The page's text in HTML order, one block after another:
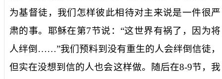
为基督徒，我们怎样彼此相待对主来说是一件很严
肃的事。耶稣在第7节说：“这世界有祸了，因为将
人绊倒……”我们预料到没有重生的人会绊倒信徒，
但实在没想到信的人也会这样做。随后在8-9节，我